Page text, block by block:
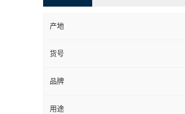
产地
货号
品牌
用途